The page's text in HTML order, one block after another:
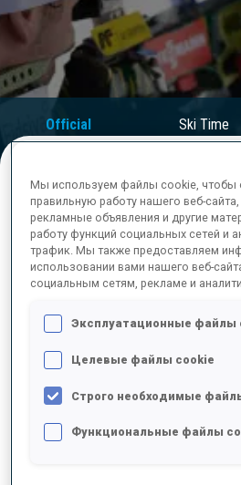
Official
Results
Ski Time
ОКОНЧАТЕЛЬНЫЕ
1 9 J. BOE
2 57 J. FAK
3 38 D.
Мы используем файлы cookie, чтобы
правильную работу нашего веб-
рекламные объявления и другие
работу функций социальных сетей и
трафик. Мы также предоставляем
использовании вами нашего веб-
социальным сетям, рекламе и
Эксплуатационные файлы
Целевые файлы cookie
Строго необходимые
Функциональные файлы